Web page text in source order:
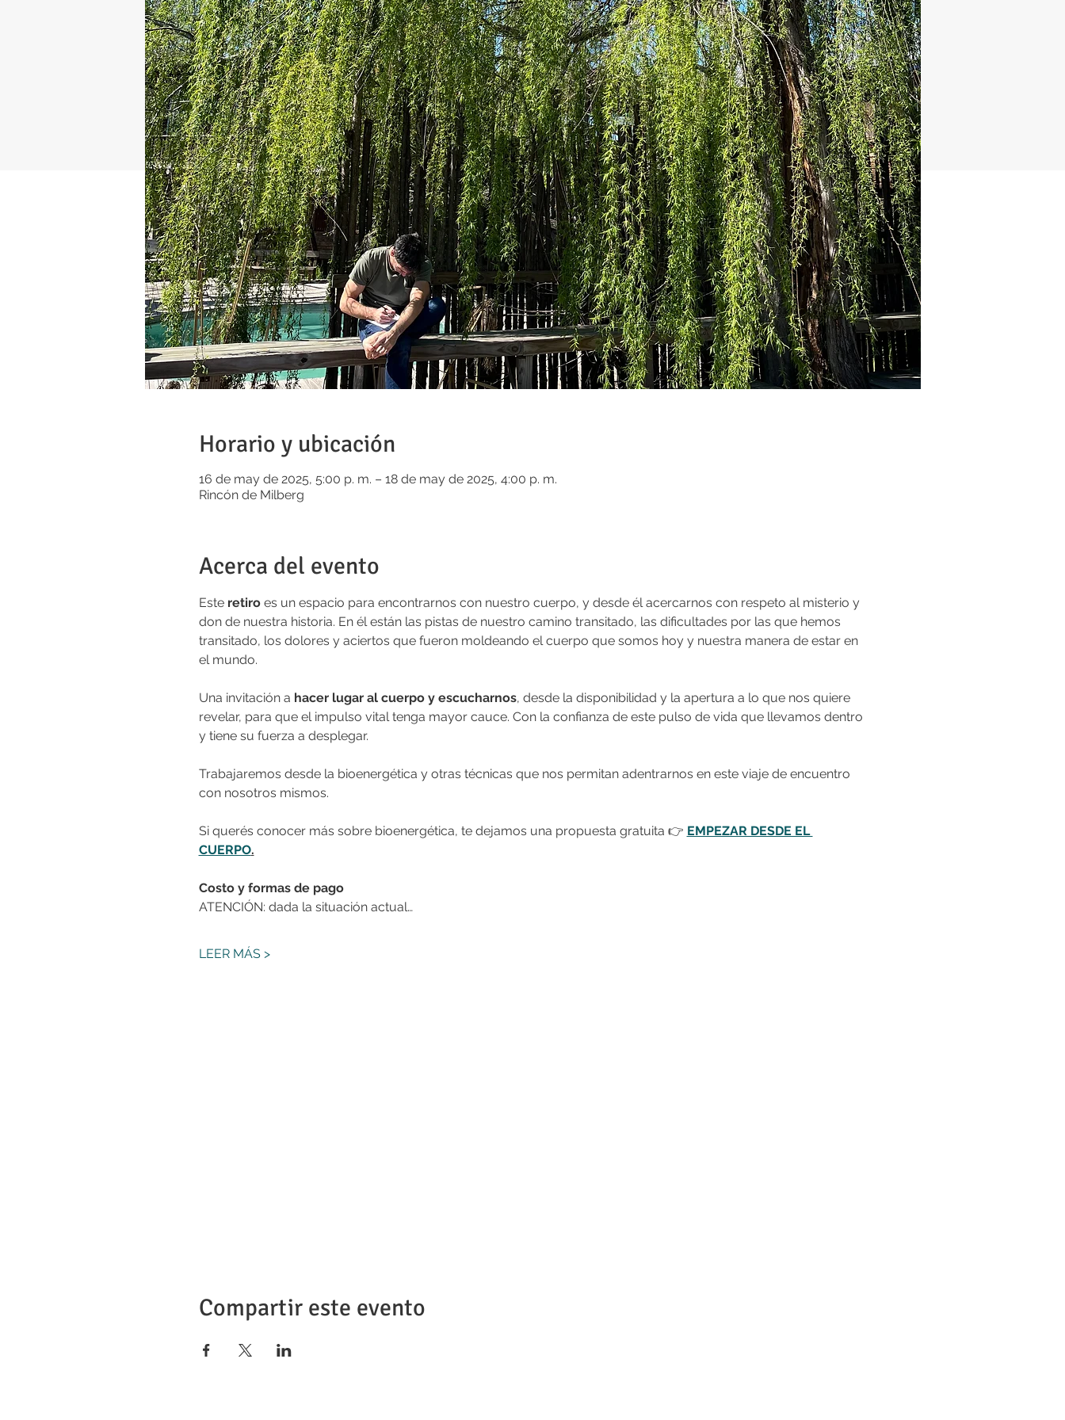
Horario y ubicación
16 de may de 2025, 5:00 p. m. – 18 de may de 2025, 4:00 p. m.
Rincón de Milberg
Acerca del evento
Este retiro es un espacio para encontrarnos con nuestro cuerpo, y desde él acercarnos con respeto al misterio y
don de nuestra historia. En él están las pistas de nuestro camino transitado, las dificultades por las que hemos
transitado, los dolores y aciertos que fueron moldeando el cuerpo que somos hoy y nuestra manera de estar en
el mundo.
Una invitación a hacer lugar al cuerpo y escucharnos, desde la disponibilidad y la apertura a lo que nos quiere
revelar, para que el impulso vital tenga mayor cauce. Con la confianza de este pulso de vida que llevamos dentro
y tiene su fuerza a desplegar.
Trabajaremos desde la bioenergética y otras técnicas que nos permitan adentrarnos en este viaje de encuentro
con nosotros mismos.
Si querés conocer más sobre bioenergética, te dejamos una propuesta gratuita 👉 EMPEZAR DESDE EL
CUERPO.
Costo y formas de pago
ATENCIÓN: dada la situación actual…
LEER MÁS >
Compartir este evento